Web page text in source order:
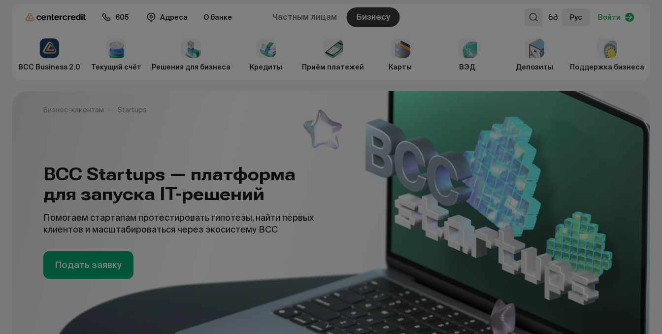
605 Адреса О банке Частным лицам Бизнесу Рус Войти
BCC Business 2.0 Текущий счёт Решения для бизнеса Кредиты Приём платежей Карты ВЭД Депозиты Поддержка бизнеса
Бизнес-клиентам Startups
BCC Startups — платформа
для запуска IT-решений
Помогаем стартапам протестировать гипотезы, найти первых
клиентов и масштабироваться через экосистему BCC
Подать заявку